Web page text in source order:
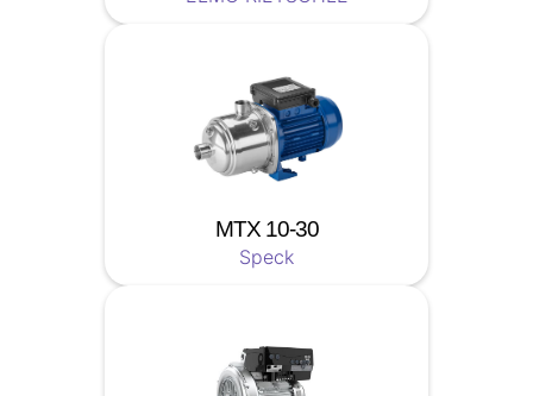
MTX 10-30
Speck